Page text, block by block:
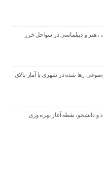
، هنر و دیپلماسی در سواحل خزر
رها شده در شهری با آمار بالای
و دانشجو، نقطه آغاز بهره ‌وری